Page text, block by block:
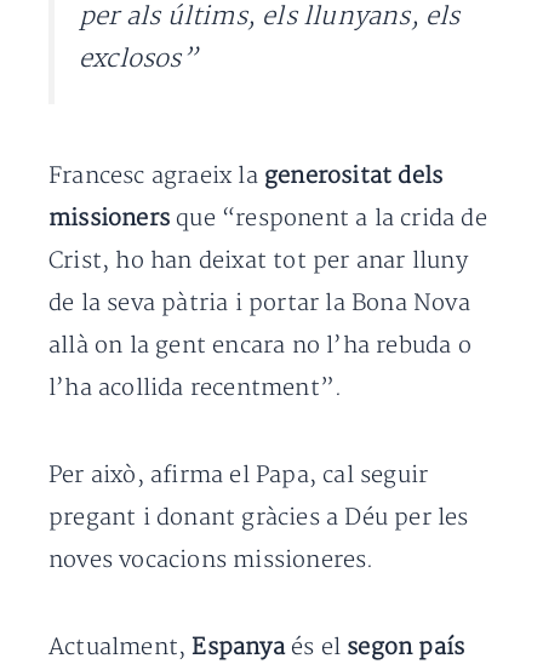
per als últims, els llunyans, els
exclosos”
Francesc agraeix la generositat dels
missioners que “responent a la crida de
Crist, ho han deixat tot per anar lluny
de la seva pàtria i portar la Bona Nova
allà on la gent encara no l’ha rebuda o
l’ha acollida recentment”.
Per això, afirma el Papa, cal seguir
pregant i donant gràcies a Déu per les
noves vocacions missioneres.
Actualment,Espanya és el segon país